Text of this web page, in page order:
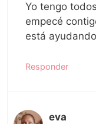
Yo tengo
empecé
está
Responder
eva